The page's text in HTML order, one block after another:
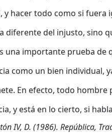
y hacer todo como si fuera
diferente del injusto, sino
una importante prueba de
como un bien individual,
En efecto, todo
y está en lo cierto, si
IV, D. (1986). República,